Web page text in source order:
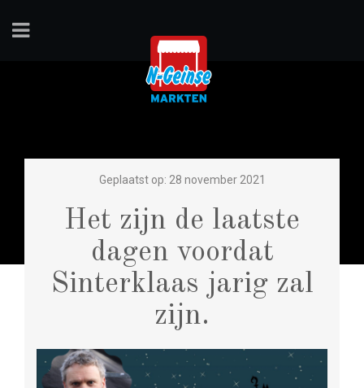
Geplaatst op: 28 november 2021
Het zijn de laatste
dagen voordat
Sinterklaas jarig zal
zijn.